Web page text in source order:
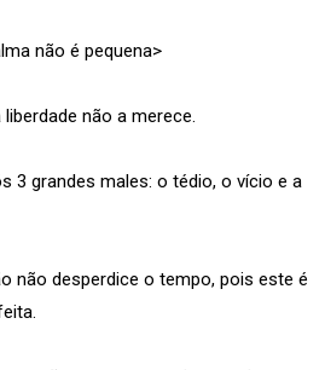
não é pequena>
não a merece.
3 grandes males: o tédio, o vício e a
não desperdice o tempo, pois este é